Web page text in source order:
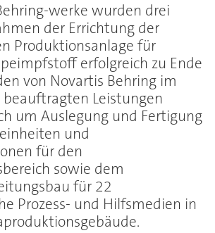
werke wurden drei
der Errichtung der
Produktionsanlage für
erfolgreich zu Ende
von Novartis Behring im
Leistungen
um Auslegung und Fertigung
und
für den
sowie dem
für 22
Prozess- und Hilfsmedien in